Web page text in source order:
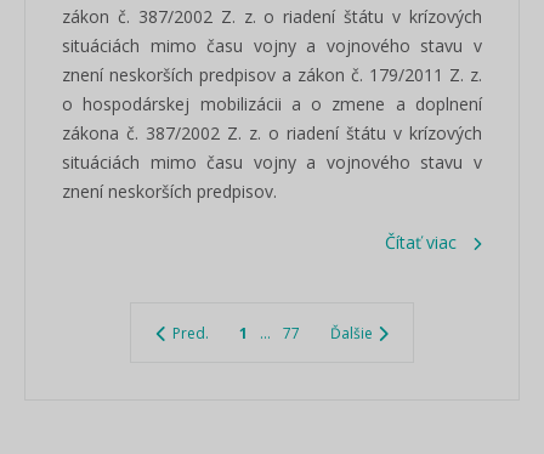
zákon č. 387/2002 Z. z. o riadení štátu v krízových
situáciách mimo času vojny a vojnového stavu v
znení neskorších predpisov a zákon č. 179/2011 Z. z.
o hospodárskej mobilizácii a o zmene a doplnení
zákona č. 387/2002 Z. z. o riadení štátu v krízových
situáciách mimo času vojny a vojnového stavu v
znení neskorších predpisov.
Čítať viac
Pred. 1 ... 77 Ďalšie